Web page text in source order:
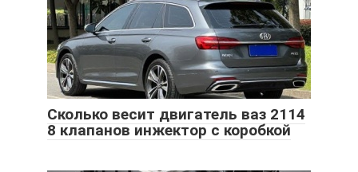
Сколько весит двигатель ваз 2114
8 клапанов инжектор с коробкой